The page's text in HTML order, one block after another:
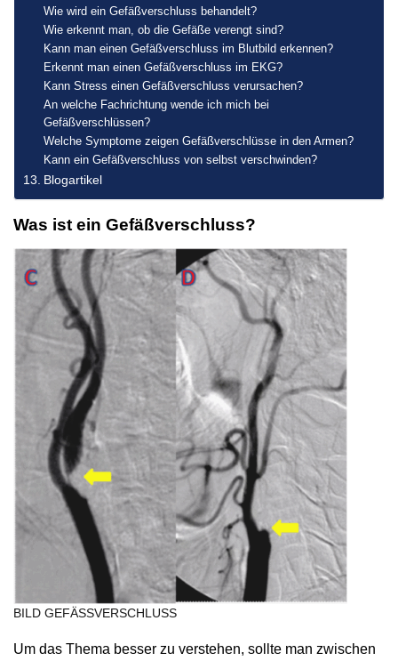
Wie wird ein Gefäßverschluss behandelt?
Wie erkennt man, ob die Gefäße verengt sind?
Kann man einen Gefäßverschluss im Blutbild erkennen?
Erkennt man einen Gefäßverschluss im EKG?
Kann Stress einen Gefäßverschluss verursachen?
An welche Fachrichtung wende ich mich bei
Gefäßverschlüssen?
Welche Symptome zeigen Gefäßverschlüsse in den Armen?
Kann ein Gefäßverschluss von selbst verschwinden?
Blogartikel
Was ist ein Gefäßverschluss?
BILD GEFÄSSVERSCHLUSS
Um das Thema besser zu verstehen, sollte man zwischen